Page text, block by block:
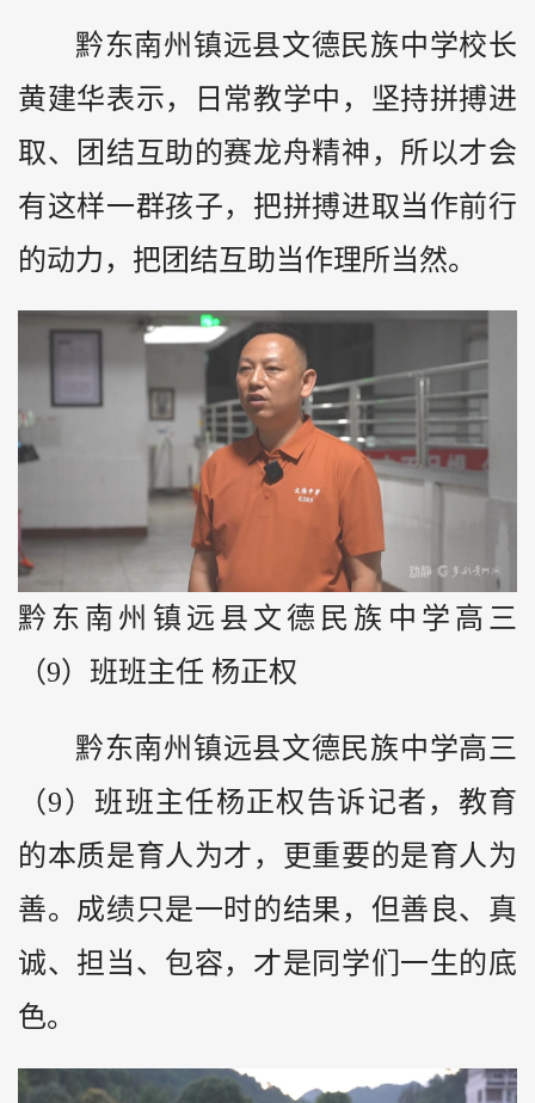
黔东南州镇远县文德民族中学校长
黄建华表示，日常教学中，坚持拼搏进
取、团结互助的赛龙舟精神，所以才会
有这样一群孩子，把拼搏进取当作前行
的动力，把团结互助当作理所当然。
黔东南州镇远县文德民族中学高三
（9）班班主任 杨正权
黔东南州镇远县文德民族中学高三
（9）班班主任杨正权告诉记者，教育
的本质是育人为才，更重要的是育人为
善。成绩只是一时的结果，但善良、真
诚、担当、包容，才是同学们一生的底
色。